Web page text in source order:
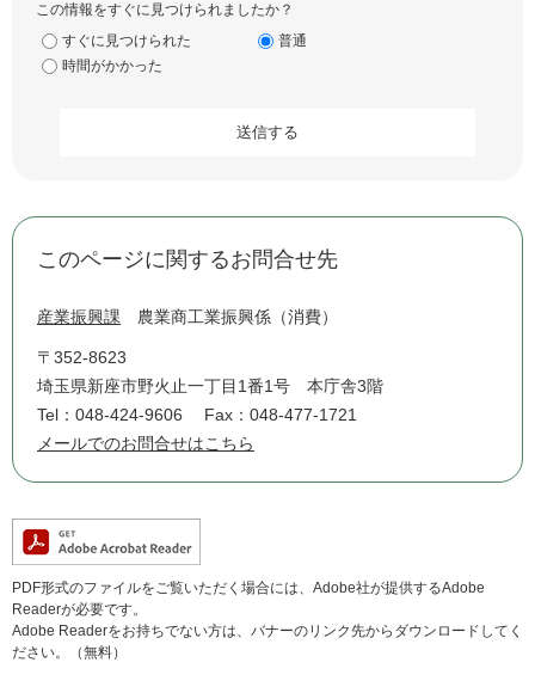
この情報をすぐに見つけられましたか？
すぐに見つけられた
普通
時間がかかった
このページに関するお問合せ先
産業振興課 農業商工業振興係（消費）
〒352-8623
埼玉県新座市野火止一丁目1番1号 本庁舎3階
Tel：048-424-9606
Fax：048-477-1721
メールでのお問合せはこちら
PDF形式のファイルをご覧いただく場合には、Adobe社が提供するAdobe
Readerが必要です。
Adobe Readerをお持ちでない方は、バナーのリンク先からダウンロードしてく
ださい。（無料）